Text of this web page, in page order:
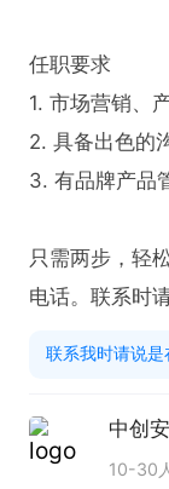
任职要求
1. 市场营销、
2. 具备出色的
3. 有品牌产品
只需两步，轻
电话。联系时
联系我时请说是
中创
10-30